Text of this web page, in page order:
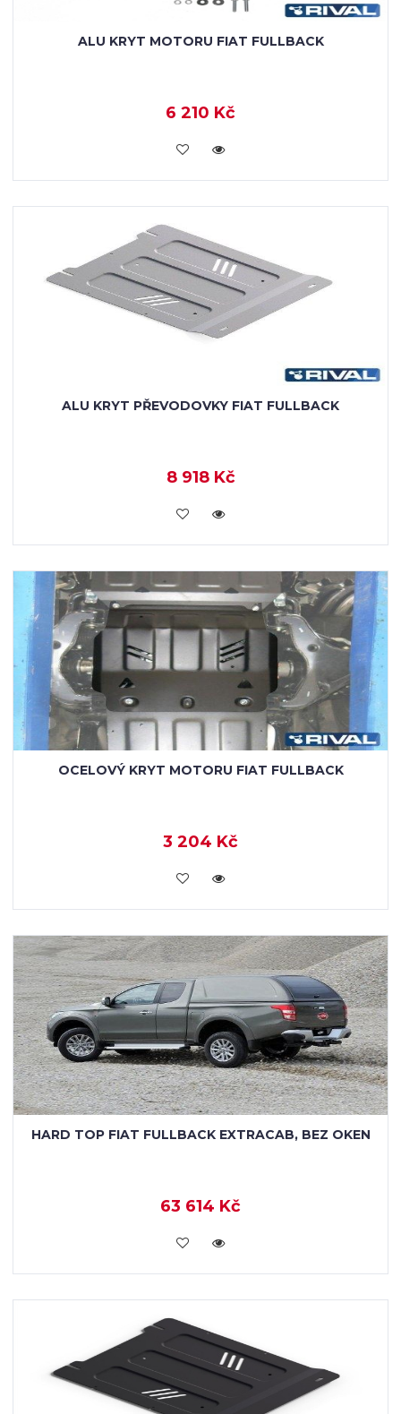
ALU KRYT MOTORU FIAT FULLBACK
6 210 Kč
KOUPIT
ALU KRYT PŘEVODOVKY FIAT FULLBACK
8 918 Kč
KOUPIT
OCELOVÝ KRYT MOTORU FIAT FULLBACK
3 204 Kč
KOUPIT
HARD TOP FIAT FULLBACK EXTRACAB, BEZ OKEN
63 614 Kč
KOUPIT